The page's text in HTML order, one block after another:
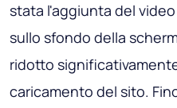
stata l'aggiunta del
sullo sfondo della
ridotto
caricamento del sito.